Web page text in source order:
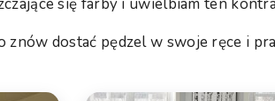
znów dostać pędzel w swoje ręce i